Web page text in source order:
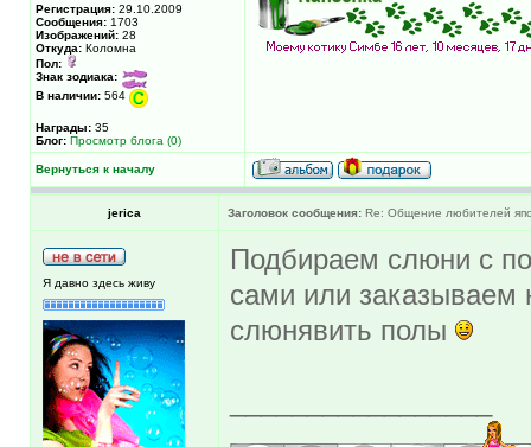
Регистрация: 29.10.2009
Сообщения: 1703
Изображений: 28
Откуда: Коломна
Пол:
Знак зодиака:
В наличии: 564
Награды: 35
Блог: Просмотр блога (0)
Вернуться к началу
jerica Заголовок сообщения: Re: Общение любителей
Я давно здесь живу
Подбираем слюни с
сами или
слюнявить полы